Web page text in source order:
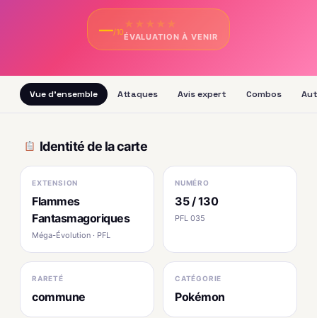
—/10
★ ★ ★ ★ ★
ÉVALUATION À VENIR
Vue d'ensemble Attaques Avis expert Combos
Identité de la carte
EXTENSION
Flammes
Fantasmagoriques
Méga-Évolution · PFL
NUMÉRO
35 / 130
PFL 035
RARETÉ
commune
CATÉGORIE
Pokémon